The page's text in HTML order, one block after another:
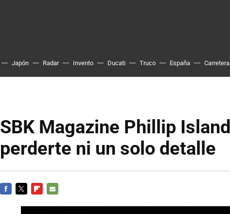
Japón Radar Invento Ducati Truco España Carretera
SBK Magazine Phillip
perderte ni un solo detalle